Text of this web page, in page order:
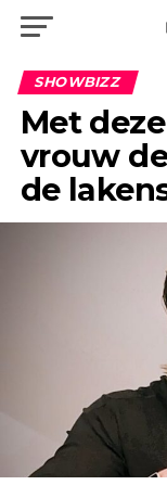
SHOWBIZZ
Met
vrouw
de